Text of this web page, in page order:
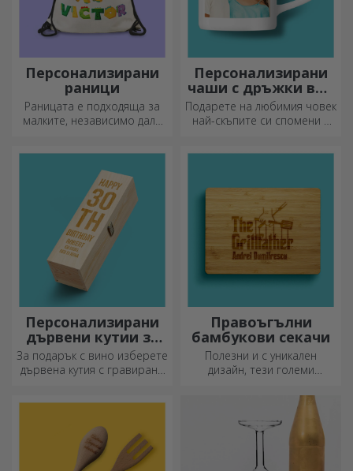
Персонализирани
раници
Раницата е подходяща за
малките, независимо дали
добре подхожда на вашето
дете!
Персонализирани
чаши с дръжки във
формата на сърце
Подарете на любимия човек
най-скъпите си спомени с
Персонализирани
дървени кутии за
вино
За подарък с вино изберете
дървена кутия с гравирани
Правоъгълни
бамбукови секачи
Полезни и с уникален
дизайн, тези големи
са идеални за най-
апетитните деликатеси,
приготвени в кухнята.